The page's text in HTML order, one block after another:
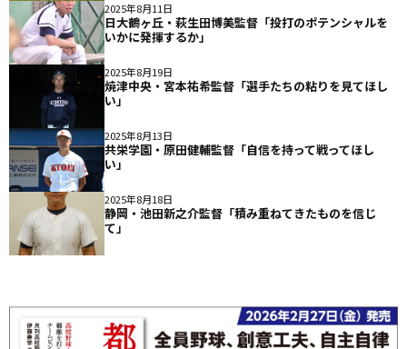
2025年8月11日
日大鶴ヶ丘・萩生田博美監督「投打のポテンシャルを
いかに発揮するか」
2025年8月19日
焼津中央・宮本祐希監督「選手たちの粘りを見てほし
い」
2025年8月13日
共栄学園・原田健輔監督「自信を持って戦ってほし
い」
2025年8月18日
静岡・池田新之介監督「積み重ねてきたものを信じ
て」